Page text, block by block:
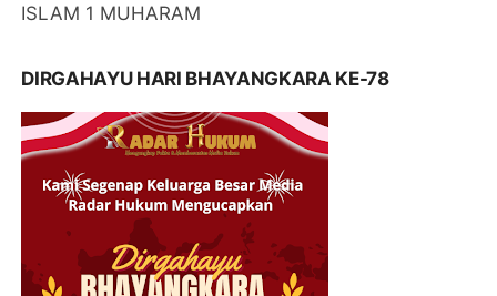
ISLAM 1 MUHARAM
DIRGAHAYU HARI BHAYANGKARA KE-78